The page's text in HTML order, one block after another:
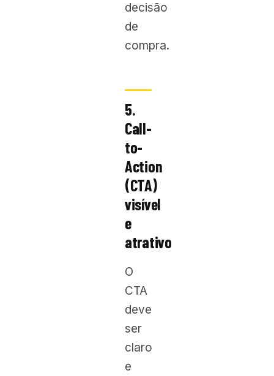
decisão
de
compra.
5.
Call-
to-
Action
(CTA)
visível
e
atrativo
O
CTA
deve
ser
claro
e